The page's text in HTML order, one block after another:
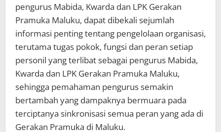
pengurus Mabida, Kwarda dan LPK Gerakan
Pramuka Maluku, dapat dibekali sejumlah
informasi penting tentang pengelolaan organisasi,
terutama tugas pokok, fungsi dan peran setiap
personil yang terlibat sebagai pengurus Mabida,
Kwarda dan LPK Gerakan Pramuka Maluku,
sehingga pemahaman pengurus semakin
bertambah yang dampaknya bermuara pada
terciptanya sinkronisasi semua peran yang ada di
Gerakan Pramuka di Maluku.